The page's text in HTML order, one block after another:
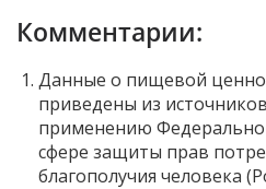
Комментарии:
Данные о пищевой
приведены из
применению
сфере защиты прав
благополучия человека